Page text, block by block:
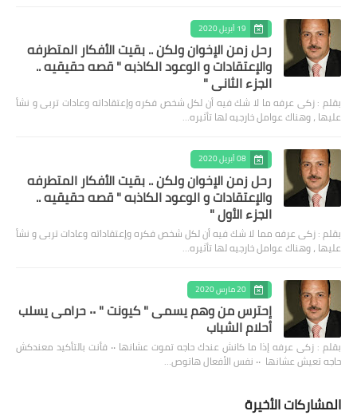
19 أبريل 2020
رحل زمن الإخوان ولكن .. بقيت الأفكار المتطرفه
والإعتقادات و الوعود الكاذبه " قصه حقيقيه ..
الجزء الثاني "
بقلم : زكى عرفه ‎ما لا شك فيه أن لكل شخص فكره وإعتقاداته وعادات تربى و نشأ
عليها ، وهناك عوامل خارجيه لها تأثيره…
08 أبريل 2020
رحل زمن الإخوان ولكن .. بقيت الأفكار المتطرفه
والإعتقادات و الوعود الكاذبه " قصه حقيقيه ..
الجزء الأول "
بقلم : زكى عرفه مما لا شك فيه أن لكل شخص فكره وإعتقاداته وعادات تربى و نشأ
عليها ، وهناك عوامل خارجيه لها تأثيره…
20 مارس 2020
إحترس من وهم يسمى " كيونت " ٠٠ حرامى يسلب
أحلام الشباب
بقلم : زكى عرفه ‎إذا ما كانش عندك حاجه تموت عشانها ٠٠ فأنت بالتأكيد معندكش
حاجه تعيش عشانها ٠٠ نفس الأفعال هاتوص…
المشاركات الأخيرة